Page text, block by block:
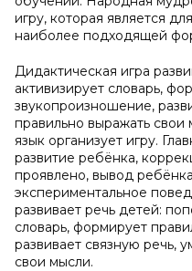
игру, которая является
наиболее подходящей
Дидактическая игра
активизирует словарь,
звукопроизношение,
правильно выражать свои
язык организует игру.
развитие ребёнка,
проявлено, вывод
экспериментальное
развивает речь детей:
словарь, формирует
развивает связную речь,
свои мысли.